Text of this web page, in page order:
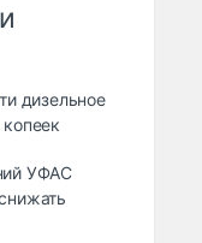
дизельное
УФАС